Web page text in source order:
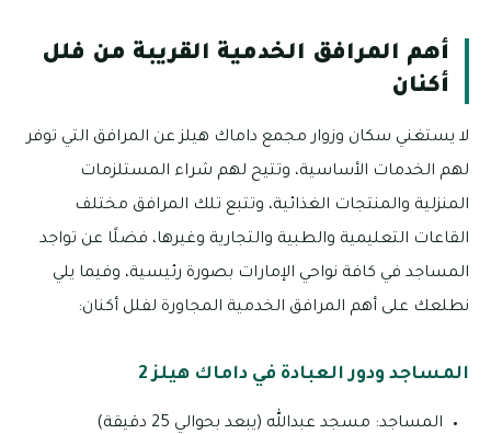
أهم المرافق الخدمية القريبة من فلل
أكنان
لا يستغني سكان وزوار مجمع داماك هيلز عن المرافق التي توفر
لهم الخدمات الأساسية، وتتيح لهم شراء المستلزمات
المنزلية والمنتجات الغذائية، وتتبع تلك المرافق مختلف
القاعات التعليمية والطبية والتجارية وغيرها، فضلًا عن تواجد
المساجد في كافة نواحي الإمارات بصورة رئيسية، وفيما يلي
نطلعك على أهم المرافق الخدمية المجاورة لفلل أكنان:
المساجد ودور العبادة في داماك هيلز 2
المساجد: مسجد عبدالله (يبعد بحوالي 25 دقيقة)